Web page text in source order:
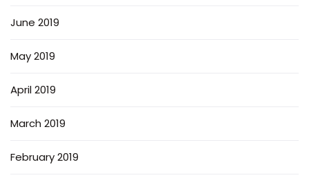
June 2019
May 2019
April 2019
March 2019
February 2019